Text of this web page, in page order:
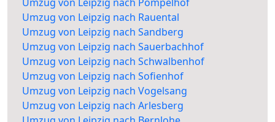
Umzug von Leipzig nach Rauental
Umzug von Leipzig nach Sandberg
Umzug von Leipzig nach Sauerbachhof
Umzug von Leipzig nach Schwalbenhof
Umzug von Leipzig nach Sofienhof
Umzug von Leipzig nach Vogelsang
Umzug von Leipzig nach Arlesberg